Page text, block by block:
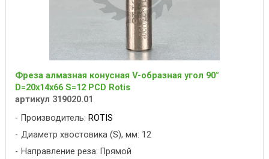
Фреза алмазная конусная V-образная угол 90°
D=20x14x66 S=12 PCD Rotis
артикул 319020.01
Производитель: ROTIS
Диаметр хвостовика (S), мм: 12
Направление реза: Прямой